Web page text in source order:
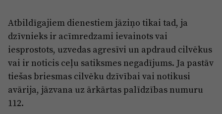
Atbildīgajiem dienestiem jāziņo tikai tad, ja
dzīvnieks ir acīmredzami ievainots vai
iesprostots, uzvedas agresīvi un apdraud cilvēkus
vai ir noticis ceļu satiksmes negadījums. Ja pastāv
tiešas briesmas cilvēku dzīvībai vai notikusi
avārija, jāzvana uz ārkārtas palīdzības numuru
112.